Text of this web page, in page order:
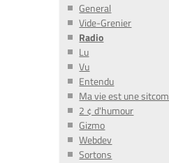
General
Vide-Grenier
Radio
Lu
Vu
Entendu
Ma vie est une sitcom
2 ¢ d'humour
Gizmo
Webdev
Sortons